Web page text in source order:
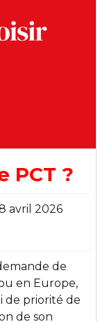
PCT ?
avril 2026
de
en Europe,
de priorité de
de son